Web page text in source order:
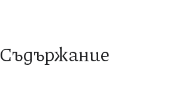
Съдържание